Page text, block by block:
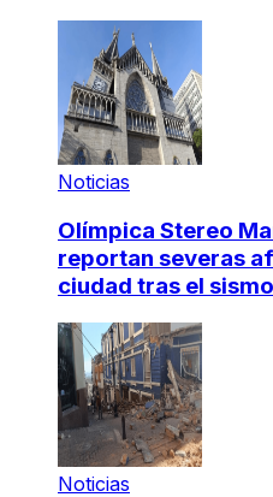
Noticias
Olímpica Stereo
reportan severas
ciudad tras el
Noticias